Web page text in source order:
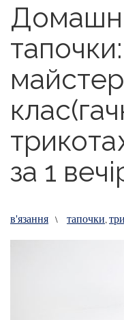
Домашні
тапочки:
за 1
в'язання \ тапочки,